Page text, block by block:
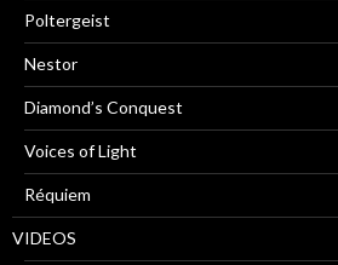
Poltergeist
Nestor
Diamond’s Conquest
Voices of Light
Réquiem
VIDEOS